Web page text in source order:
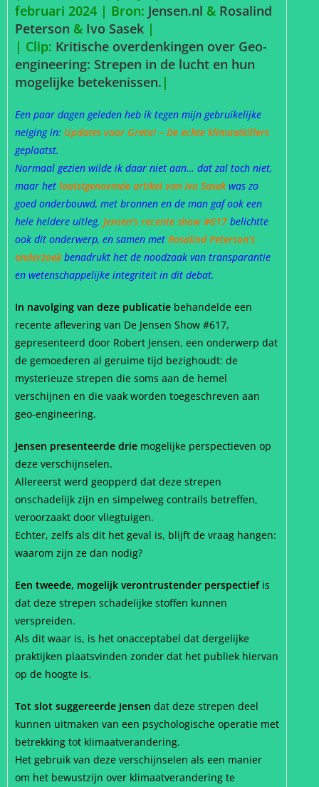
februari 2024 | Bron: Jensen.nl & Rosalind
Peterson & Ivo Sasek |
| Clip: Kritische overdenkingen over Geo-
engineering: Strepen in de lucht en hun
mogelijke betekenissen. |
Een paar dagen geleden heb ik tegen mijn gebruikelijke
neiging in: Updates voor Greta! – De echte klimaatkillers
geplaatst.
Normaal gezien wilde ik daar niet aan… dat zal toch niet,
maar het laatstgenoemde artikel van Ivo Sasekwas zo
goed onderbouwd, met bronnen en de man gaf ook een
hele heldere uitleg. Jensen’s recente show #617 belichtte
ook dit onderwerp, en samen met Rosalind Peterson’s
onderzoek benadrukt het de noodzaak van transparantie
en wetenschappelijke integriteit in dit debat.
In navolging van deze publicatie behandelde een
recente aflevering van De Jensen Show #617,
gepresenteerd door Robert Jensen, een onderwerp dat
de gemoederen al geruime tijd bezighoudt: de
mysterieuze strepen die soms aan de hemel
verschijnen en die vaak worden toegeschreven aan
geo-engineering.
Jensen presenteerde drie mogelijke perspectieven op
deze verschijnselen.
Allereerst werd geopperd dat deze strepen
onschadelijk zijn en simpelweg contrails betreffen,
veroorzaakt door vliegtuigen.
Echter, zelfs als dit het geval is, blijft de vraag hangen:
waarom zijn ze dan nodig?
Een tweede, mogelijk verontrustender perspectiefis
dat deze strepen schadelijke stoffen kunnen
verspreiden.
Als dit waar is, is het onacceptabel dat dergelijke
praktijken plaatsvinden zonder dat het publiek hiervan
op de hoogte is.
Tot slot suggereerde Jensen dat deze strepen deel
kunnen uitmaken van een psychologische operatie met
betrekking tot klimaatverandering.
Het gebruik van deze verschijnselen als een manier
om het bewustzijn over klimaatverandering te